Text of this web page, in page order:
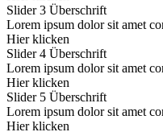
Slider 3 Überschrift
Lorem ipsum dolor sit amet
Hier klicken
Slider 4 Überschrift
Lorem ipsum dolor sit amet
Hier klicken
Slider 5 Überschrift
Lorem ipsum dolor sit amet
Hier klicken